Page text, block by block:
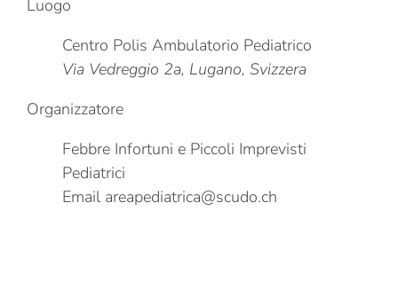
Luogo
Centro Polis Ambulatorio Pediatrico
Via Vedreggio 2a, Lugano, Svizzera
Organizzatore
Febbre Infortuni e Piccoli Imprevisti
Pediatrici
Email areapediatrica@scudo.ch